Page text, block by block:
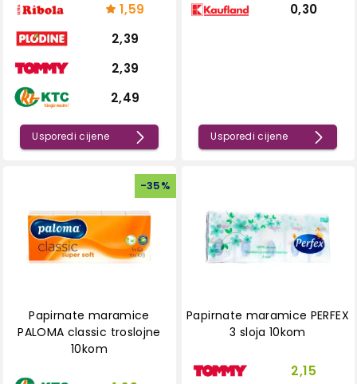
1,59
2,39
2,39
2,49
Usporedi cijene
0,30
Usporedi cijene
-35%
Papirnate maramice
PALOMA classic troslojne
10kom
Papirnate maramice PERFEX
3 sloja 10kom
2,15